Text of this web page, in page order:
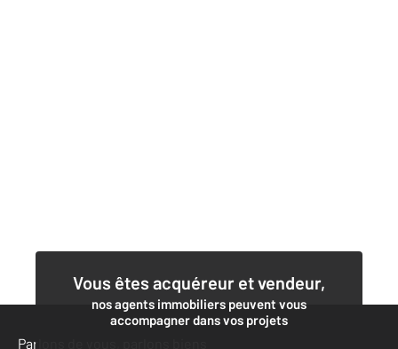
Vous êtes acquéreur et vendeur,
nos agents immobiliers peuvent vous
accompagner dans vos projets
Parlons de vous, parlons biens